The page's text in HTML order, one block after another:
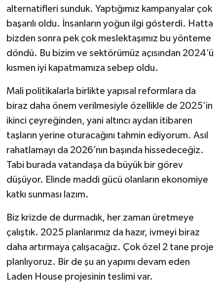
alternatifleri sunduk. Yaptığımız kampanyalar çok
başarılı oldu. İnsanların yoğun ilgi gösterdi. Hatta
bizden sonra pek çok meslektaşımız bu yönteme
döndü. Bu bizim ve sektörümüz açısından 2024’ü
kısmen iyi kapatmamıza sebep oldu.
Mali politikalarla birlikte yapısal reformlara da
biraz daha önem verilmesiyle özellikle de 2025’in
ikinci çeyreğinden, yani altıncı aydan itibaren
taşların yerine oturacağını tahmin ediyorum. Asıl
rahatlamayı da 2026’nın başında hissedeceğiz.
Tabi burada vatandaşa da büyük bir görev
düşüyor. Elinde maddi gücü olanların ekonomiye
katkı sunması lazım.
Biz krizde de durmadık, her zaman üretmeye
çalıştık. 2025 planlarımız da hazır, ivmeyi biraz
daha artırmaya çalışacağız. Çok özel 2 tane proje
planlıyoruz. Bir de şu an yapımı devam eden
Laden House projesinin teslimi var.